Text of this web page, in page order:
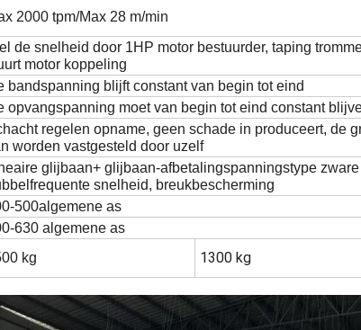
2000 tpm/Max 28 m/min
de snelheid door 1HP motor bestuurder, taping
motor koppeling
bandspanning blijft constant van begin tot eind
opvangspanning moet van begin tot eind constant
regelen opname, geen schade in produceert, de
worden vastgesteld door uzelf
glijbaan+ glijbaan-afbetalingspanningstype zware
snelheid, breukbescherming
500algemene as
630 algemene as
kg 1300 kg